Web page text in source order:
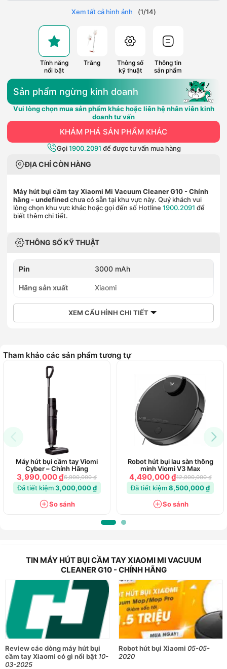
Xem tất cả hình ảnh (1/14)
Tính năng
nổi bật
Trắng
Thông số
kỹ thuật
Thông tin
sản phẩm
Sản phẩm ngừng kinh doanh
Vui lòng chọn mua sản phẩm khác hoặc liên hệ nhân viên kinh
doanh tư vấn
KHÁM PHÁ SẢN PHẨM KHÁC
Gọi1900.2091 để được tư vấn mua hàng
ĐỊA CHỈ CÒN HÀNG
Máy hút bụi cầm tay Xiaomi Mi Vacuum Cleaner G10 - Chính
hãng - undefinedchưa có sẵn tại khu vực này. Quý khách vui
lòng chọn khu vực khác hoặc gọi đến số Hotline 1900.2091 để
biết thêm chi tiết.
THÔNG SỐ KỸ THUẬT
Pin 3000 mAh
Hãng sản xuất Xiaomi
XEM CẤU HÌNH CHI TIẾT
Tham khảo các sản phẩm tương tự
Máy hút bụi cầm tay Viomi
Cyber – Chính Hãng
3,990,000 ₫6,990,000 ₫
Đã tiết kiệm3,000,000 ₫
So sánh
Robot hút bụi lau sàn thông
minh Viomi V3 Max
4,490,000 ₫12,990,000 ₫
Đã tiết kiệm8,500,000 ₫
So sánh
TIN MÁY HÚT BỤI CẦM TAY XIAOMI MI VACUUM
CLEANER G10 - CHÍNH HÃNG
Review các dòng máy hút bụi
cầm tay Xiaomi có gì nổi bật 10-
03-2025
Robot hút bụi Xiaomi 05-05-
2020